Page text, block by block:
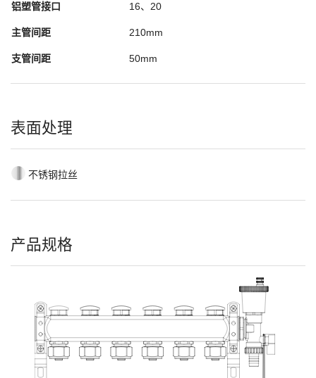
铝塑管接口 16、20
主管间距 210mm
支管间距 50mm
表面处理
不锈钢拉丝
产品规格